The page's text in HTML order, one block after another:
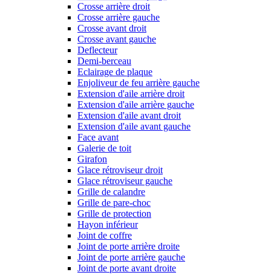
Crosse arrière droit
Crosse arrière gauche
Crosse avant droit
Crosse avant gauche
Deflecteur
Demi-berceau
Eclairage de plaque
Enjoliveur de feu arrière gauche
Extension d'aile arrière droit
Extension d'aile arrière gauche
Extension d'aile avant droit
Extension d'aile avant gauche
Face avant
Galerie de toit
Girafon
Glace rétroviseur droit
Glace rétroviseur gauche
Grille de calandre
Grille de pare-choc
Grille de protection
Hayon inférieur
Joint de coffre
Joint de porte arrière droite
Joint de porte arrière gauche
Joint de porte avant droite